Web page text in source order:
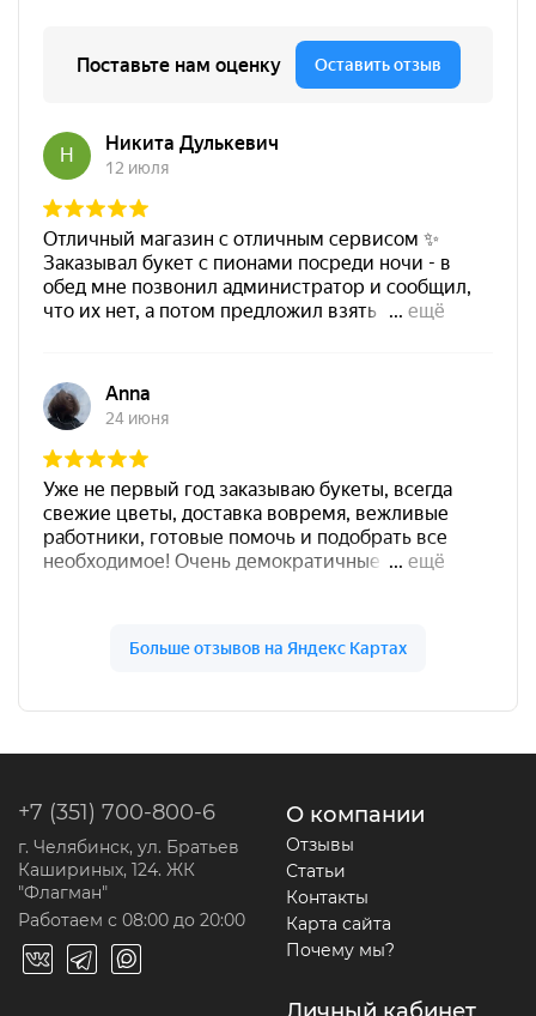
+7 (351) 700-800-6
г. Челябинск, ул. Братьев
Кашириных, 124. ЖК
"Флагман"
Работаем с 08:00 до 20:00
О компании
Отзывы
Статьи
Контакты
Карта сайта
Почему мы?